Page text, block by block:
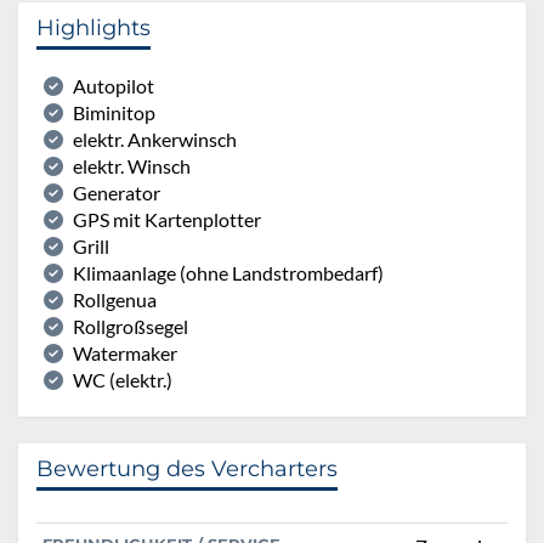
Highlights
Autopilot
Biminitop
elektr. Ankerwinsch
elektr. Winsch
Generator
GPS mit Kartenplotter
Grill
Klimaanlage (ohne Landstrombedarf)
Rollgenua
Rollgroßsegel
Watermaker
WC (elektr.)
Bewertung des Vercharters